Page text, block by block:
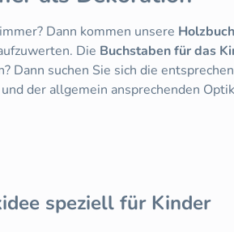
Dann kommen unsere
Die Buchstaben für das
Dann suchen Sie sich die
der allgemein ansprechenden
speziell für Kinder